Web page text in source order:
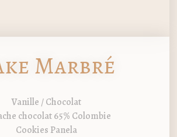
Marbré
Vanille / Chocolat
chocolat 65% Colombie
Cookies Panela